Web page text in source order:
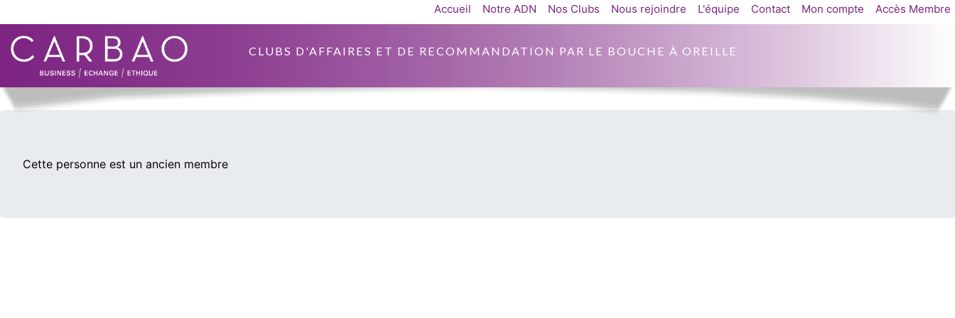
CLUBS D'AFFAIRES ET DE RECOMMANDATION PAR LE BOUCHE À OREILLE
Accueil Notre ADN Nos Clubs Nous rejoindre L'équipe Contact Mon compte Accès Membre
Cette personne est un ancien membre